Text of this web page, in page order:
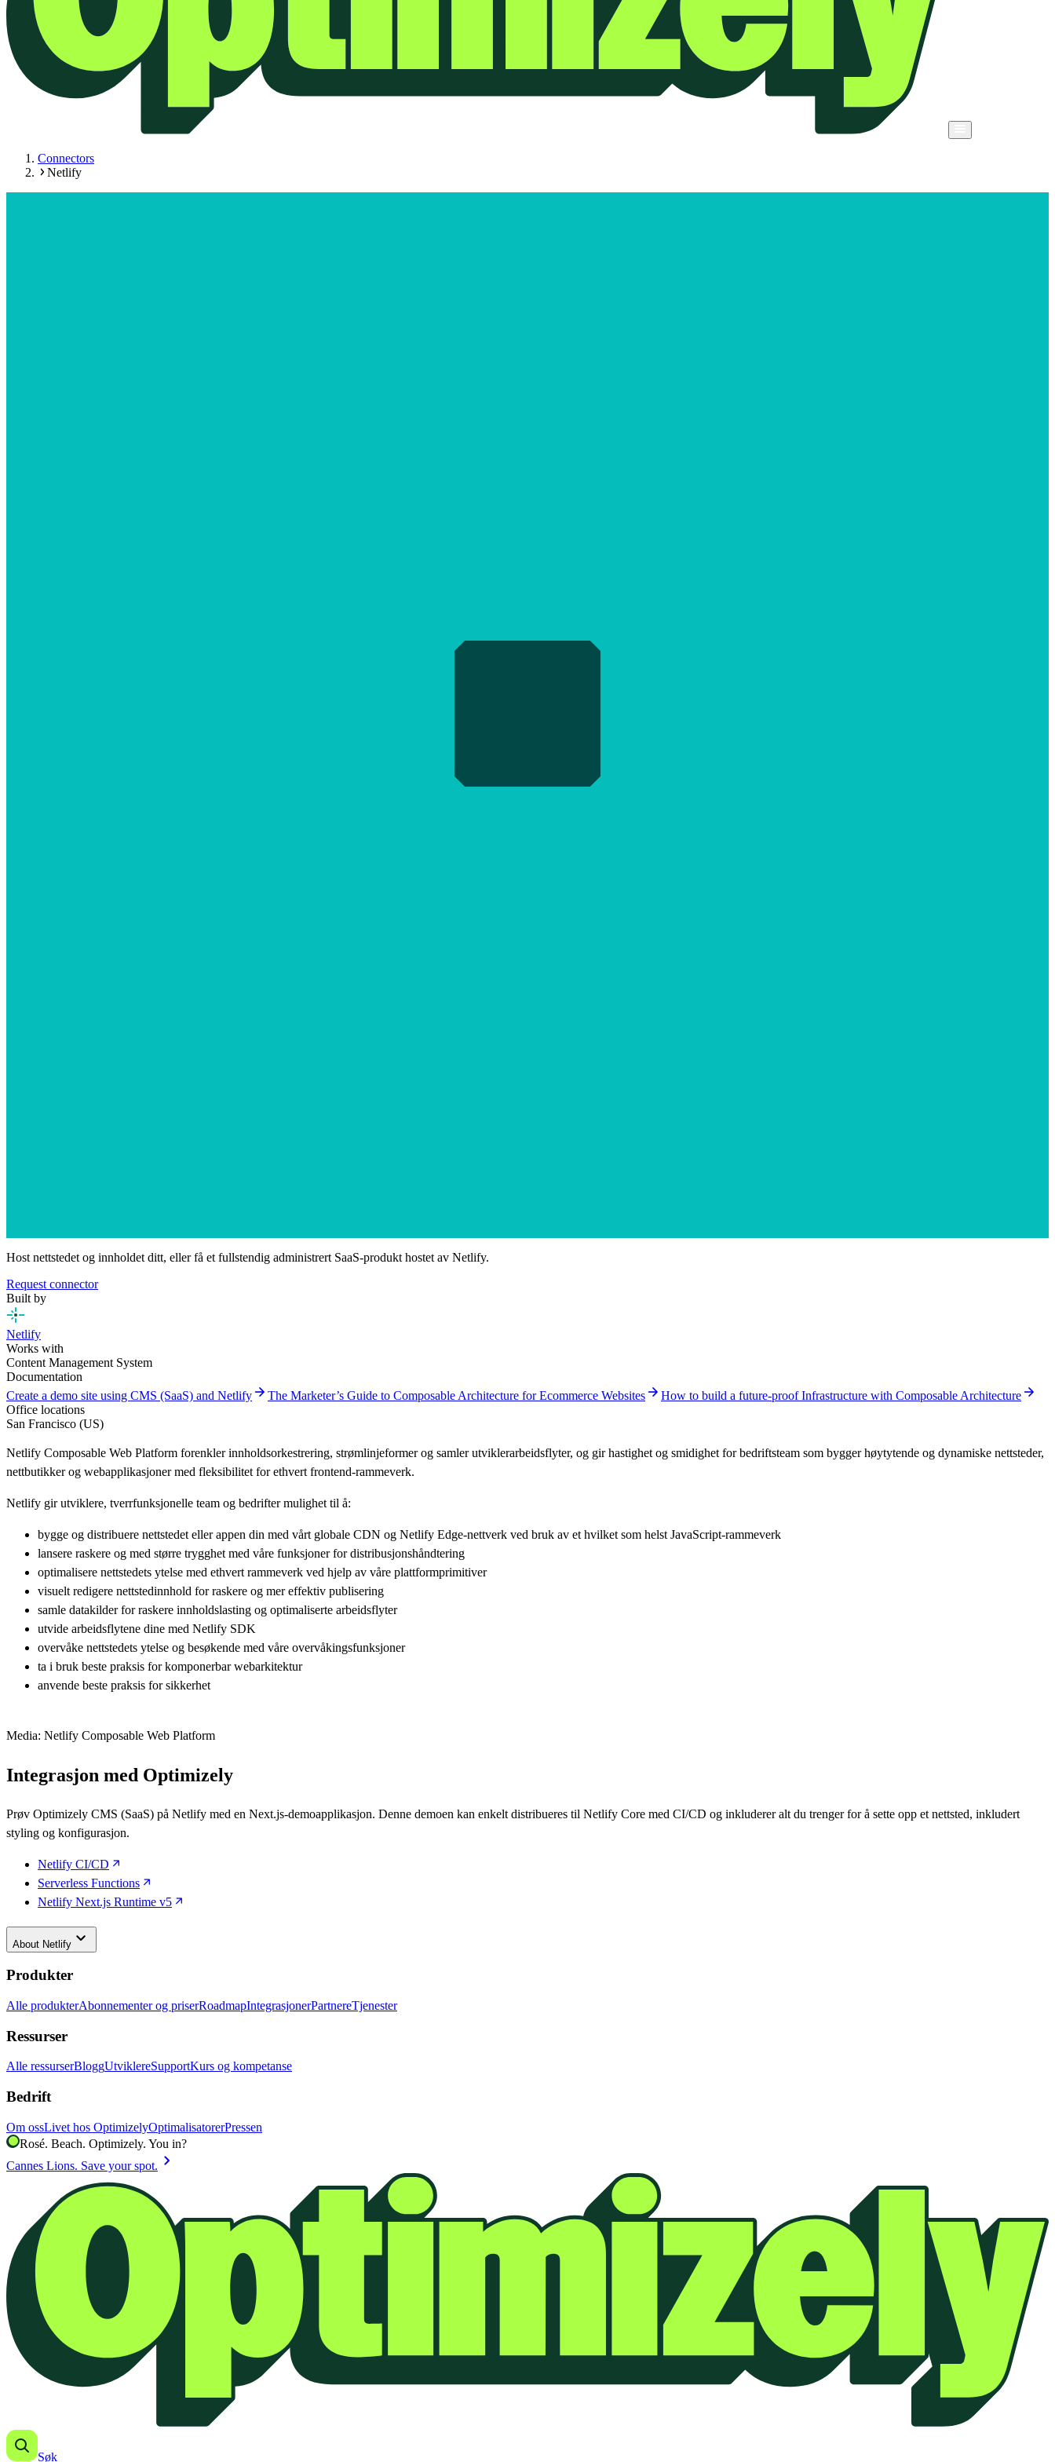
Connectors
Netlify
Host nettstedet og innholdet ditt, eller få et fullstendig administrert SaaS-produkt hostet av Netlify.
Request connector
Built by
Netlify
Works with
Content Management System
Documentation
Create a demo site using CMS (SaaS) and Netlify arrow_forward The Marketer’s Guide to Composable Architecture for Ecommerce Websites arrow_forward How to build a future-proof Infrastructure with Composable Architecture arrow_forward
Office locations
San Francisco (US)
Netlify Composable Web Platform forenkler innholdsorkestrering, strømlinjeformer og samler utviklerarbeidsflyter, og gir hastighet og smidighet for bedriftsteam som bygger høytytende og dynamiske nettsteder,
nettbutikker og webapplikasjoner med fleksibilitet for ethvert frontend-rammeverk.
Netlify gir utviklere, tverrfunksjonelle team og bedrifter mulighet til å:
bygge og distribuere nettstedet eller appen din med vårt globale CDN og Netlify Edge-nettverk ved bruk av et hvilket som helst JavaScript-rammeverk
lansere raskere og med større trygghet med våre funksjoner for distribusjonshåndtering
optimalisere nettstedets ytelse med ethvert rammeverk ved hjelp av våre plattformprimitiver
visuelt redigere nettstedinnhold for raskere og mer effektiv publisering
samle datakilder for raskere innholdslasting og optimaliserte arbeidsflyter
utvide arbeidsflytene dine med Netlify SDK
overvåke nettstedets ytelse og besøkende med våre overvåkingsfunksjoner
ta i bruk beste praksis for komponerbar webarkitektur
anvende beste praksis for sikkerhet
Media: Netlify Composable Web Platform
Integrasjon med Optimizely
Prøv Optimizely CMS (SaaS) på Netlify med en Next.js-demoapplikasjon. Denne demoen kan enkelt distribueres til Netlify Core med CI/CD og inkluderer alt du trenger for å sette opp et nettsted, inkludert
styling og konfigurasjon.
Netlify CI/CD
Serverless Functions
Netlify Next.js Runtime v5
About Netlify keyboard_arrow_down
Produkter
Alle produkterAbonnementer og priserRoadmapIntegrasjonerPartnereTjenester
Ressurser
Alle ressurserBloggUtviklereSupportKurs og kompetanse
Bedrift
Om ossLivet hos OptimizelyOptimalisatorerPressen
Rosé. Beach. Optimizely. You in?
Cannes Lions. Save your spot. chevron_right
Søk